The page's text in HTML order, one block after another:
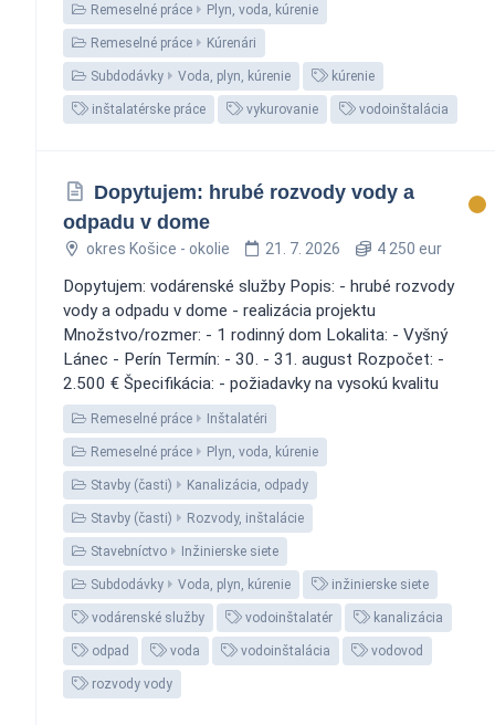
Remeselné práce Plyn, voda, kúrenie
Remeselné práce Kúrenári
Subdodávky Voda, plyn, kúrenie kúrenie
inštalatérske práce vykurovanie vodoinštalácia
Dopytujem: hrubé rozvody vody a
odpadu v dome
okres Košice - okolie 21. 7. 2026 4 250 eur
Dopytujem: vodárenské služby Popis: - hrubé rozvody
vody a odpadu v dome - realizácia projektu
Množstvo/rozmer: - 1 rodinný dom Lokalita: - Vyšný
Lánec - Perín Termín: - 30. - 31. august Rozpočet: -
2.500 € Špecifikácia: - požiadavky na vysokú kvalitu
Remeselné práce Inštalatéri
Remeselné práce Plyn, voda, kúrenie
Stavby (časti) Kanalizácia, odpady
Stavby (časti) Rozvody, inštalácie
Stavebníctvo Inžinierske siete
Subdodávky Voda, plyn, kúrenie inžinierske siete
vodárenské služby vodoinštalatér kanalizácia
odpad voda vodoinštalácia vodovod
rozvody vody